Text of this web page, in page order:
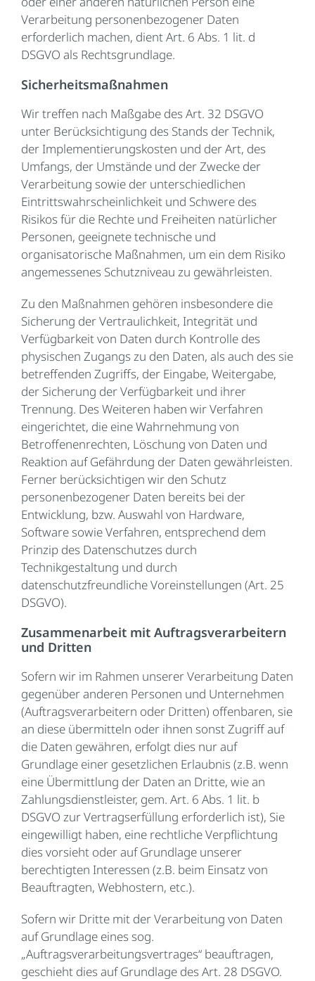
Verarbeitung personenbezogener Daten
erforderlich machen, dient Art. 6 Abs. 1 lit. d
DSGVO als Rechtsgrundlage.
Sicherheitsmaßnahmen
Wir treffen nach Maßgabe des Art. 32 DSGVO
unter Berücksichtigung des Stands der Technik,
der Implementierungskosten und der Art, des
Umfangs, der Umstände und der Zwecke der
Verarbeitung sowie der unterschiedlichen
Eintrittswahrscheinlichkeit und Schwere des
Risikos für die Rechte und Freiheiten natürlicher
Personen, geeignete technische und
organisatorische Maßnahmen, um ein dem Risiko
angemessenes Schutzniveau zu gewährleisten.
Zu den Maßnahmen gehören insbesondere die
Sicherung der Vertraulichkeit, Integrität und
Verfügbarkeit von Daten durch Kontrolle des
physischen Zugangs zu den Daten, als auch des sie
betreffenden Zugriffs, der Eingabe, Weitergabe,
der Sicherung der Verfügbarkeit und ihrer
Trennung. Des Weiteren haben wir Verfahren
eingerichtet, die eine Wahrnehmung von
Betroffenenrechten, Löschung von Daten und
Reaktion auf Gefährdung der Daten gewährleisten.
Ferner berücksichtigen wir den Schutz
personenbezogener Daten bereits bei der
Entwicklung, bzw. Auswahl von Hardware,
Software sowie Verfahren, entsprechend dem
Prinzip des Datenschutzes durch
Technikgestaltung und durch
datenschutzfreundliche Voreinstellungen (Art. 25
DSGVO).
Zusammenarbeit mit Auftragsverarbeitern
und Dritten
Sofern wir im Rahmen unserer Verarbeitung Daten
gegenüber anderen Personen und Unternehmen
(Auftragsverarbeitern oder Dritten) offenbaren, sie
an diese übermitteln oder ihnen sonst Zugriff auf
die Daten gewähren, erfolgt dies nur auf
Grundlage einer gesetzlichen Erlaubnis (z.B. wenn
eine Übermittlung der Daten an Dritte, wie an
Zahlungsdienstleister, gem. Art. 6 Abs. 1 lit. b
DSGVO zur Vertragserfüllung erforderlich ist), Sie
eingewilligt haben, eine rechtliche Verpflichtung
dies vorsieht oder auf Grundlage unserer
berechtigten Interessen (z.B. beim Einsatz von
Beauftragten, Webhostern, etc.).
Sofern wir Dritte mit der Verarbeitung von Daten
auf Grundlage eines sog.
„Auftragsverarbeitungsvertrages“ beauftragen,
geschieht dies auf Grundlage des Art. 28 DSGVO.